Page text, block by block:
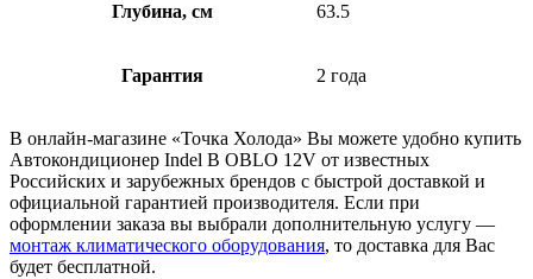
Глубина, см 63.5
Гарантия 2 года
В онлайн-магазине «Точка Холода» Вы можете удобно купить
Автокондиционер Indel B OBLO 12V от известных
Российских и зарубежных брендов с быстрой доставкой и
официальной гарантией производителя. Если при
оформлении заказа вы выбрали дополнительную услугу —
монтаж климатического оборудования, то доставка для Вас
будет бесплатной.